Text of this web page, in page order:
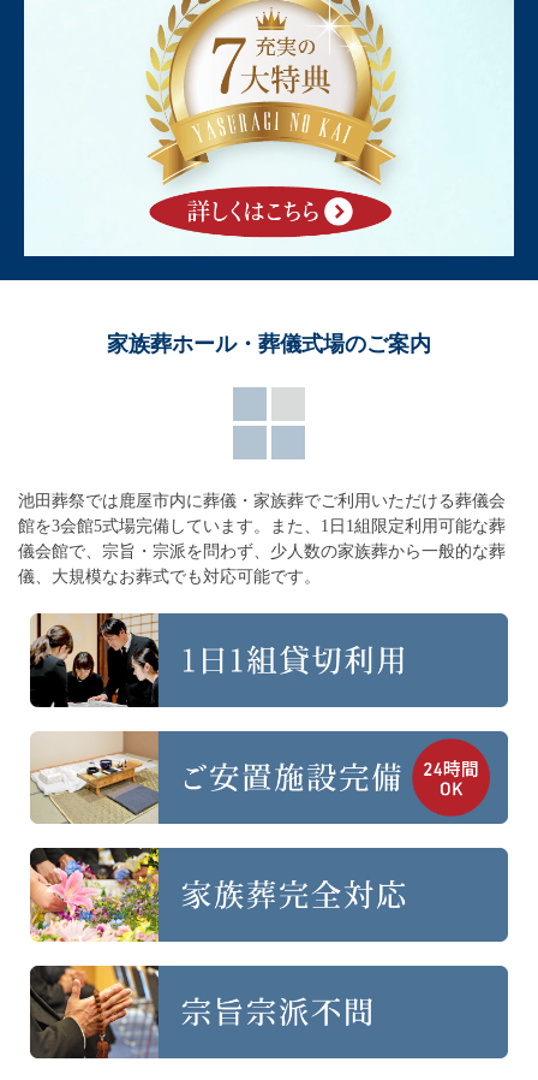
家族葬ホール・葬儀式場のご案内
池田葬祭では鹿屋市内に葬儀・家族葬でご利用いただける葬儀会
館を3会館5式場完備しています。
また、1日1組限定利用可能な葬
儀会館で、宗旨・宗派を問わず、 少人数の家族葬から一般的な葬
儀、大規模なお葬式でも対応可能です。